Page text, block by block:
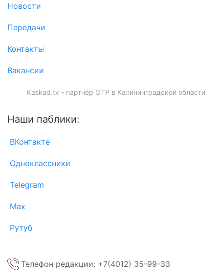
Новости
Передачи
Контакты
Вакансии
Kaskad.tv - партнёр ОТР в Калининградской области
Наши паблики:
ВКонтакте
Одноклассники
Telegram
Max
Рутуб
Телефон редакции: +7(4012) 35-99-33